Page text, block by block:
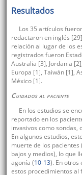
Resultados
Los 35 artículos
redactaron en inglés
relación al lugar de los
registrados fueron
Australia [3], Jordania
Europa [1], Taiwán [1],
México [1].
Cuidados al paciente
En los estudios se
reportado en los
invasivos como sondas,
En algunos estudios,
muerte de los
bajos y medios), lo que
agonía (10-13). En otros
estos procedimientos al